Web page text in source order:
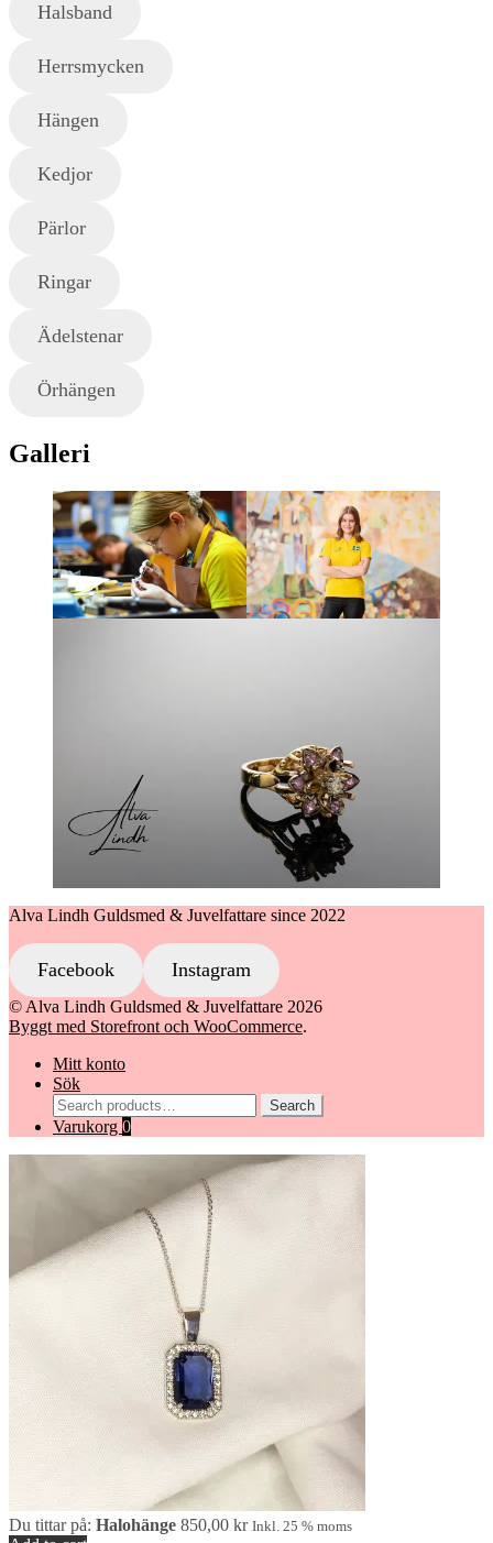
Halsband
Herrsmycken
Hängen
Kedjor
Pärlor
Ringar
Ädelstenar
Örhängen
Galleri
Alva Lindh Guldsmed & Juvelfattare since 2022
Facebook Instagram
© Alva Lindh Guldsmed & Juvelfattare 2026
Byggt med Storefront och WooCommerce.
Mitt konto
Sök
Search
for:
Search
Varukorg 0
Du tittar på: Halohänge 850,00 kr Inkl. 25 % moms